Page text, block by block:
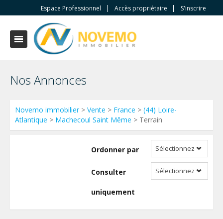
Espace Professionnel Accès propriètaire S'inscrire
Nos Annonces
Novemo immobilier> Vente > France > (44) Loire-
Atlantique > Machecoul Saint Même > Terrain
Ordonner par Sélectionnez
Consulter
uniquement
Sélectionnez